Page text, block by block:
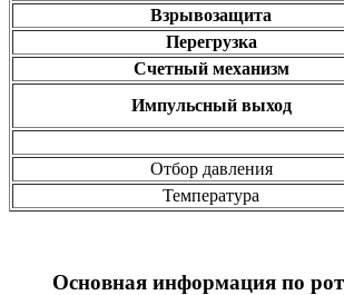
Взрывозащита
Перегрузка
Счетный механизм
Импульсный выход
Отбор давления
Температура
Основная информация по